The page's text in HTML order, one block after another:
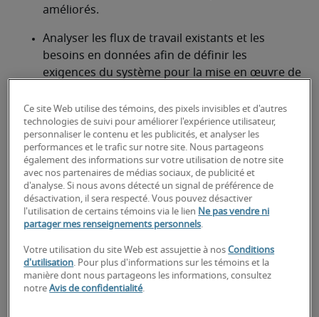
améliorés.
Analyser les flux de travail existants et les
besoins en données afin de définir les
exigences du système pour la mise en œuvre de
Travailler avec des consultants et des
développeurs ERP pour configurer le système
en fonction des besoins de l'entreprise.
Élaborer et documenter des supports et des
guides de formation pour les utilisateurs du
nouveau système ERP.
Effectuer une analyse des écarts afin
d'identifier toute divergence entre les besoins
de l'entreprise et les fonctionnalités de la
planification des ressources de l'entreprise.
Ce site Web utilise des témoins, des pixels invisibles et d'autres
technologies de suivi pour améliorer l'expérience utilisateur,
personnaliser le contenu et les publicités, et analyser les
performances et le trafic sur notre site. Nous partageons
également des informations sur votre utilisation de notre site
avec nos partenaires de médias sociaux, de publicité et
d'analyse. Si nous avons détecté un signal de préférence de
désactivation, il sera respecté. Vous pouvez désactiver
l'utilisation de certains témoins via le lien Ne pas vendre ni
partager mes renseignements personnels.
Votre utilisation du site Web est assujettie à nosConditions
d'utilisation. Pour plus d'informations sur les témoins et la
manière dont nous partageons les informations, consultez
notreAvis de confidentialité.